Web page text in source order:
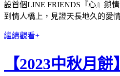
設首個LINE FRIENDS『心』鎖
到情人橋上，見證天長地久的愛情
繼續觀看+
【2023中秋月